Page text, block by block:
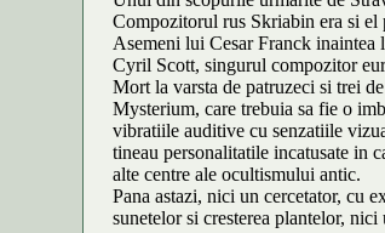
Compozitorul rus Skriabin era si el
Asemeni lui Cesar Franck inaintea
Cyril Scott, singurul compozitor
Mort la varsta de patruzeci si trei
Mysterium, care trebuia sa fie o
vibratiile auditive cu senzatiile
tineau personalitatile incatusate in
alte centre ale ocultismului antic.
Pana astazi, nici un cercetator, cu
sunetelor si cresterea plantelor,